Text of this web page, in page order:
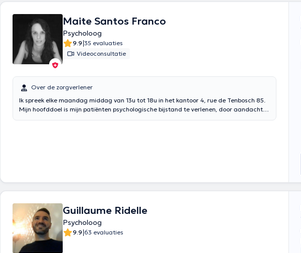
Maite Santos Franco
Psycholoog
9.9|35 evaluaties
Videoconsultatie
Over de zorgverlener
Ik spreek elke maandag middag van 13u tot 18u in het kantoor 4, rue de Tenbosch 85.
Mijn hoofddoel is mijn patiënten psychologische bijstand te verlenen, door aandachtig
Guillaume Ridelle
Psycholoog
9.9|63 evaluaties